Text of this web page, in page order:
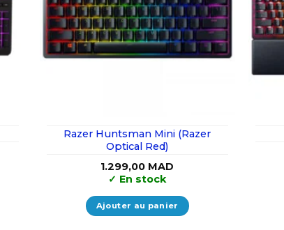
Razer Huntsman Mini (Razer
Optical Red)
1.299,00 MAD
✓ En stock
Ajouter au panier